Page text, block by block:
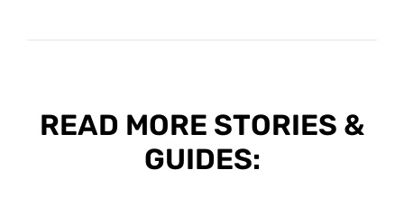
READ MORE STORIES &
GUIDES: